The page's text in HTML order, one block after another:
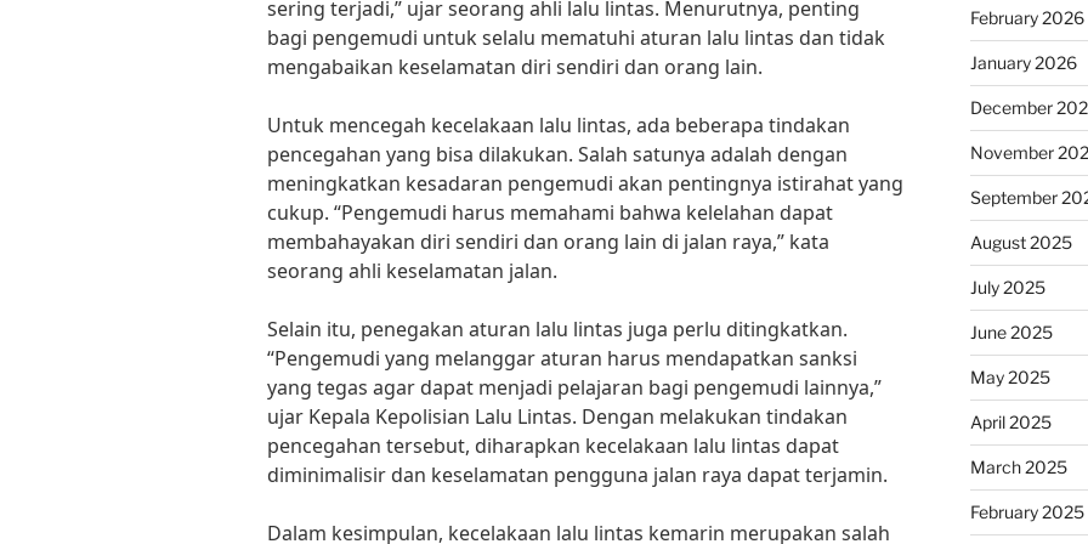
sering terjadi,” ujar seorang ahli lalu lintas. Menurutnya, penting
bagi pengemudi untuk selalu mematuhi aturan lalu lintas dan tidak
mengabaikan keselamatan diri sendiri dan orang lain.
Untuk mencegah kecelakaan lalu lintas, ada beberapa tindakan
pencegahan yang bisa dilakukan. Salah satunya adalah dengan
meningkatkan kesadaran pengemudi akan pentingnya istirahat yang
cukup. “Pengemudi harus memahami bahwa kelelahan dapat
membahayakan diri sendiri dan orang lain di jalan raya,” kata
seorang ahli keselamatan jalan.
Selain itu, penegakan aturan lalu lintas juga perlu ditingkatkan.
“Pengemudi yang melanggar aturan harus mendapatkan sanksi
yang tegas agar dapat menjadi pelajaran bagi pengemudi lainnya,”
ujar Kepala Kepolisian Lalu Lintas. Dengan melakukan tindakan
pencegahan tersebut, diharapkan kecelakaan lalu lintas dapat
diminimalisir dan keselamatan pengguna jalan raya dapat terjamin.
Dalam kesimpulan, kecelakaan lalu lintas kemarin merupakan salah
February 2026
January 2026
December
November
September
August 2025
July 2025
June 2025
May 2025
April 2025
March 2025
February 2025